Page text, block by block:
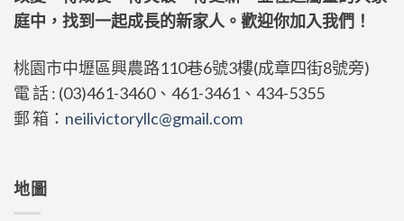
庭中，找到一起成長的新家人。歡迎你加入我們！
桃園市中壢區興農路110巷6號3樓(成章四街8號旁)
電 話 : (03)461-3460、461-3461、434-5355
郵 箱： neilivictoryllc@gmail.com
地圖